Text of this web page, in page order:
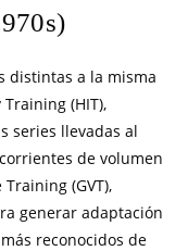
distintas a la misma
(HIT),
series llevadas al
de volumen
(GVT),
generar adaptación
reconocidos de